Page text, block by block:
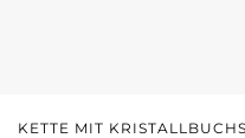
KETTE MIT